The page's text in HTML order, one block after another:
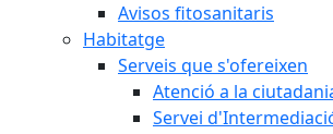
Avisos fitosanitaris
Habitatge
Serveis que s'ofereixen
Atenció a la
Servei